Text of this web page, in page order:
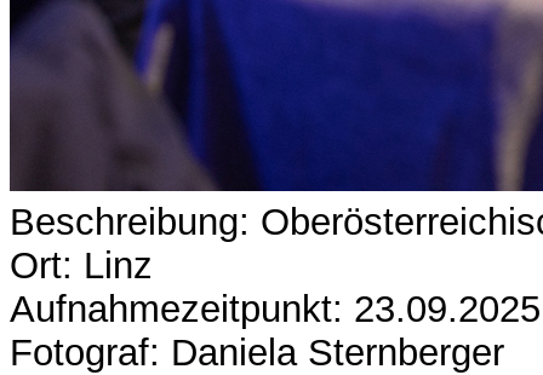
Beschreibung:
Ort: Linz
Aufnahmezeitpunkt: 23.09.2025
Fotograf: Daniela Sternberger